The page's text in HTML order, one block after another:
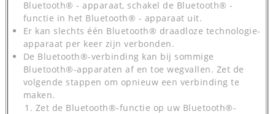
Bluetooth® - apparaat, schakel de Bluetooth® -
functie in het Bluetooth® - apparaat uit.
Er kan slechts één Bluetooth® draadloze technologie-
apparaat per keer zijn verbonden.
De Bluetooth®-verbinding kan bij sommige
Bluetooth®-apparaten af en toe wegvallen. Zet de
volgende stappen om opnieuw een verbinding te
maken.
Zet de Bluetooth®-functie op uw Bluetooth®-